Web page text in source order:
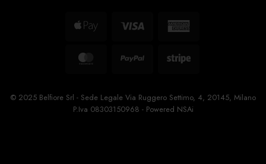
Apple
Visa
American
MasterCardPayPal Stripe
© 2025 Belfiore Srl - Sede Legale Via Ruggero Settimo, 4, 20145, Milano
P.Iva 08303150968 - Powered NSAi